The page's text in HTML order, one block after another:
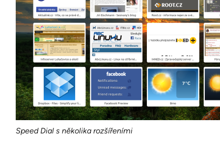
Speed Dial s několika rozšířeními